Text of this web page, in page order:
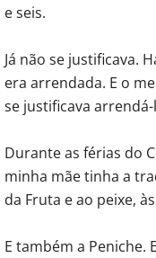
e seis.
Já não se justificava.
era arrendada. E o
se justificava
Durante as férias do
minha mãe tinha a
da Fruta e ao peixe,
E também a Peniche.